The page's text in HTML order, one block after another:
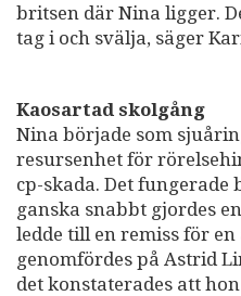
britsen där Nina ligger.
tag i och svälja, säger
Kaosartad skolgång
Nina började som
resursenhet för
cp-skada. Det
ganska snabbt gjordes
ledde till en remiss för
genomfördes på Astrid
det konstaterades att